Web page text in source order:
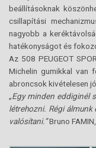
beállításoknak
csillapítási
nagyobb a
hatékonyságot és
Az 508 PEUGEOT
Michelin gumikkal van
abroncsok kivételesen
„Egy minden eddiginél
létrehozni. Régi
valósítani.”Bruno